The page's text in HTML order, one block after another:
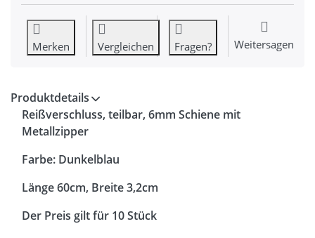
Merken Vergleichen Fragen? Weitersagen
Produktdetails
Reißverschluss, teilbar, 6mm Schiene mit
Metallzipper
Farbe: Dunkelblau
Länge 60cm, Breite 3,2cm
Der Preis gilt für 10 Stück